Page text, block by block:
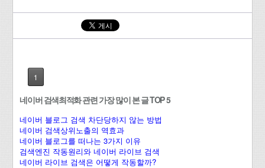
1
네이버 검색최적화 관련 가장 많이 본 글 TOP 5
네이버 블로그 검색 차단당하지 않는 방법
네이버 검색상위노출의 역효과
네이버 블로그를 떠나는 3가지 이유
검색엔진 작동원리와 네이버 라이브 검색
네이버 라이브 검색은 어떻게 작동할까?